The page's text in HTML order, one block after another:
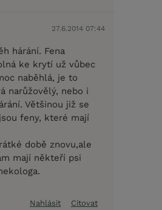
27.6.2014 07:44
hárání. Fena
ke krytí už vůbec
naběhlá, je to
narůžovělý, nebo i
Většinou již se
feny, které mají
době znovu,ale
mají někteří psi
Nahlásit Citovat